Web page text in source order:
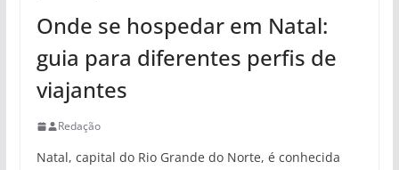
Onde se hospedar em Natal:
guia para diferentes perfis de
viajantes
Redação
Natal, capital do Rio Grande do Norte, é conhecida